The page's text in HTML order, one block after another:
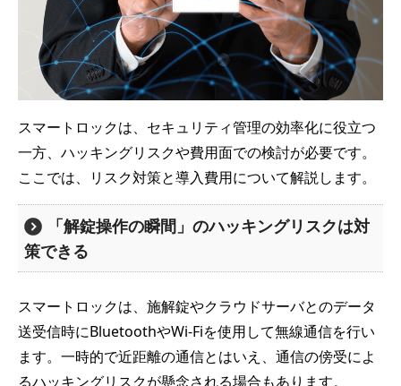
スマートロックは、セキュリティ管理の効率化に役立つ
一方、ハッキングリスクや費用面での検討が必要です。
ここでは、リスク対策と導入費用について解説します。
「解錠操作の瞬間」のハッキングリスクは対
策できる
スマートロックは、施解錠やクラウドサーバとのデータ
送受信時にBluetoothやWi-Fiを使用して無線通信を行い
ます。一時的で近距離の通信とはいえ、通信の傍受によ
るハッキングリスクが懸念される場合もあります。